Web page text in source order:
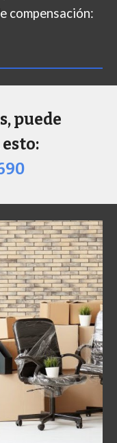
compensación:
puede